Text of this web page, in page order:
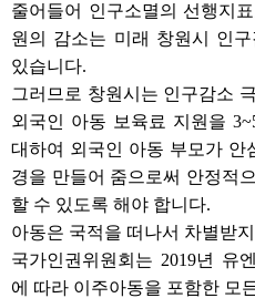
줄어들어 인구소멸의 선행지
원의 감소는 미래 창원시 인
있습니다.
그러므로 창원시는 인구감소
외국인 아동 보육료 지원을
대하여 외국인 아동 부모가 안
경을 만들어 줌으로써 안정적
할 수 있도록 해야 합니다.
아동은 국적을 떠나서 차별받
국가인권위원회는 2019년 유
에 따라 이주아동을 포함한 모